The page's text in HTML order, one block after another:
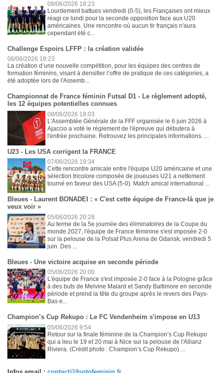
08/06/2026 18:23
Lourdement battues vendredi (0-5), les Françaises ont mieux
réagi ce lundi pour la seconde opposition face aux U20
américaines. Une rencontre où aucun tir français n'aura
cependant été c...
Challenge Espoirs LFFP : la création validée
08/06/2026 18:23
La création d’une nouvelle compétition, pour les équipes des centres de
formation féminins, visant à densifier l’offre de pratique de ces catégories, a
été adoptée lors de l'Assemb...
Championnat de France féminin Futsal D1 - Le règlement adopté,
les 12 équipes potentielles connues
08/06/2026 18:03
L'Assemblée Générale de la FFF organisée le 6 juin 2026 à
Ajaccio a voté le règlement de l'épreuve qui débutera à
l'entrée prochaine. Retrouvez les principales informations. ...
U23 - Les USA corrigent la FRANCE
07/06/2026 19:34
Cette rencontre amicale entre l'équipe U20 américaine et une
sélection tricolore composée de joueuses U21 a nettement
tourné en faveur des USA (5-0). Match amical international ...
Bleues - Laurent BONADEI : « C'est cette équipe de France-là que je
veux voir »
05/06/2026 20:28
Au terme de la 5e journée des éliminatoires de la Coupe du
monde 2027, l'équipe de France féminine s'est imposée 2-0
sur la pelouse de la Polsat Plus Arena de Gdansk, vendredi 5
juin. Des ...
Bleues - Une victoire acquise en seconde période
05/06/2026 20:00
L'équipe de France s'est imposée 2-0 face à la Pologne grâce
à des buts de Melvine Malard et Sandy Baltimore en seconde
période et prend la tête du groupe après le revers des Pays-
Bas e...
Champion’s Cup Rekupo : Le FC Vendenheim s'impose en U13
05/06/2026 9:54
Retour sur la finale féminine de la Champion’s Cup Rekupo
qui a lieu le 19 et 20 mai à Nice sur la pelouse de l'Allianz
Riviera. (Crédit photo : Champion’s Cup Rekupo) ...